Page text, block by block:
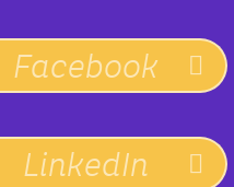
Facebook
LinkedIn